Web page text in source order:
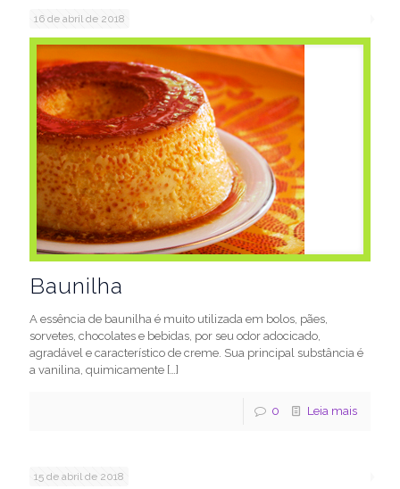
16 de abril de 2018
Baunilha
A essência de baunilha é muito utilizada em bolos, pães,
sorvetes, chocolates e bebidas, por seu odor adocicado,
agradável e característico de creme. Sua principal substância é
a vanilina, quimicamente […]
0 Leia mais
15 de abril de 2018